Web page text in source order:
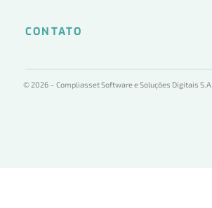
CONTATO
© 2026 – Compliasset Software e Soluções Digitais S.A.